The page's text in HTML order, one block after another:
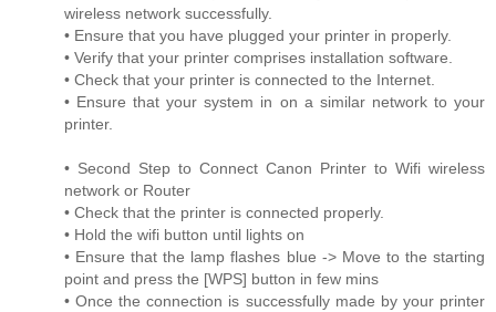
wireless network successfully.
• Ensure that you have plugged your printer in properly.
• Verify that your printer comprises installation software.
• Check that your printer is connected to the Internet.
• Ensure that your system in on a similar network to your
printer.
• Second Step to Connect Canon Printer to Wifi wireless
network or Router
• Check that the printer is connected properly.
• Hold the wifi button until lights on
• Ensure that the lamp flashes blue -> Move to the starting
point and press the [WPS] button in few mins
• Once the connection is successfully made by your printer